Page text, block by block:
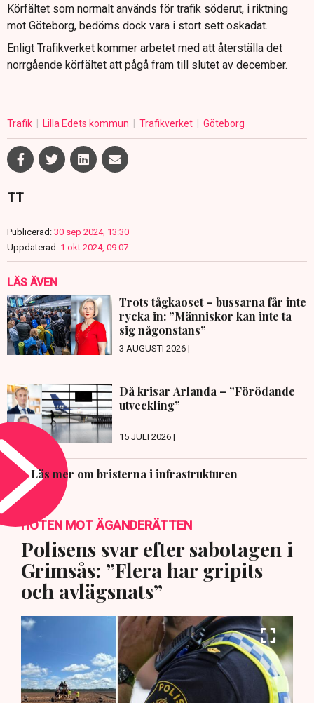
Körfältet som normalt används för trafik söderut, i riktning
mot Göteborg, bedöms dock vara i stort sett oskadat.
Enligt Trafikverket kommer arbetet med att återställa det
norrgående körfältet att pågå fram till slutet av december.
Trafik Lilla Edets kommun Trafikverket Göteborg
TT
Publicerad: 30 sep 2024, 13:30
Uppdaterad: 1 okt 2024, 09:07
LÄS ÄVEN
Trots tågkaoset – bussarna får inte
rycka in: ”Människor kan inte ta
sig någonstans”
3 AUGUSTI 2026 |
Då krisar Arlanda – ”Förödande
utveckling”
15 JULI 2026 |
Läs mer om bristerna i infrastrukturen
HOTEN MOT ÄGANDERÄTTEN
Polisens svar efter sabotagen i
Grimsås: ”Flera har gripits
och avlägsnats”